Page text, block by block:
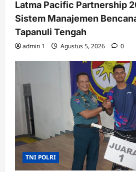
Latma Pacific Partnership
Sistem Manajemen
Tapanuli Tengah
admin 1 Agustus 5, 2026 0
TNI POLRI